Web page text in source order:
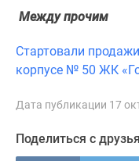
Мнение
Аналитика
рынка
Покупателю
Экспертиза
новостроек
Эксперты
Между прочим
Стартовали
корпусе № 50 ЖК
Дата публикации 17
Поделиться с